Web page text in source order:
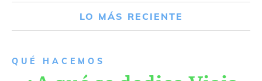
LO MÁS RECIENTE
QUÉ HACEMOS